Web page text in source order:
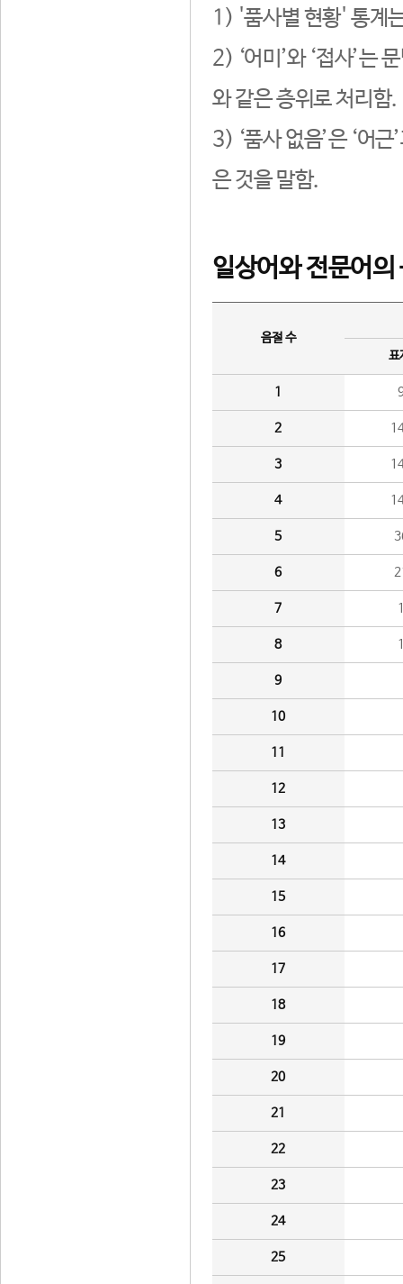
1) '품사별 현황' 통계
2) ‘어미’와 ‘접사’는
와 같은 층위로 처리함.
3) ‘품사 없음’은 ‘어
은 것을 말함.
일상어와 전문어의
음절 수
표
1
2
3
4
5
6
7
8
9
10
11
12
13
14
15
16
17
18
19
20
21
22
23
24
25